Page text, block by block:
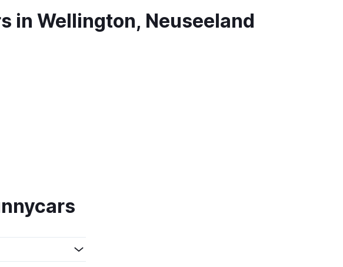
in Wellington, Neuseeland